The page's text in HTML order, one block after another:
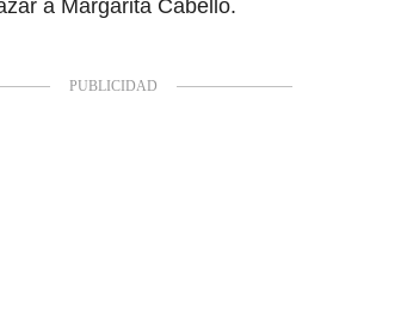
a Margarita Cabello.